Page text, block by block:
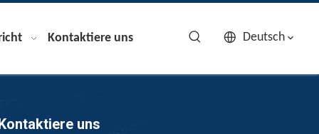
Kontaktiere uns Deutsch
uns